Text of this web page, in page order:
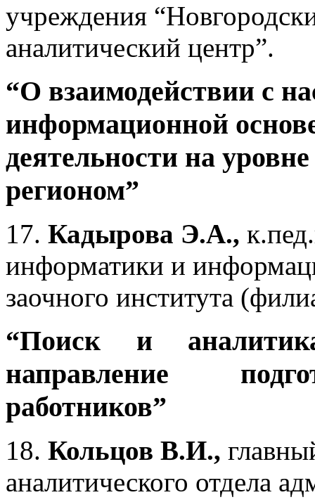
учреждения
аналитический центр”.
“О взаимодействии с
информационной
деятельности на
регионом”
17. Кадырова Э.А.,
информатики и
заочного института
“Поиск и
направление
работников”
18. Кольцов В.И.,
аналитического отдела